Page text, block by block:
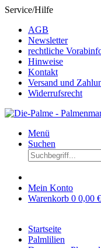
Service/Hilfe
AGB
Newsletter
rechtliche
Hinweise
Kontakt
Versand und
Widerrufsrecht
Menü
Suchen
Mein Konto
Warenkorb 0 0,00
Startseite
Palmlilien